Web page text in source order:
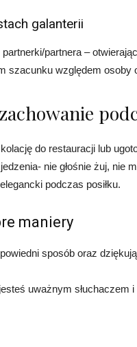
galanterii
partnera –
szacunku względem osoby
do restauracji lub
nie głośnie żuj, nie
podczas posiłku.
maniery
sposób oraz
uważnym słuchaczem